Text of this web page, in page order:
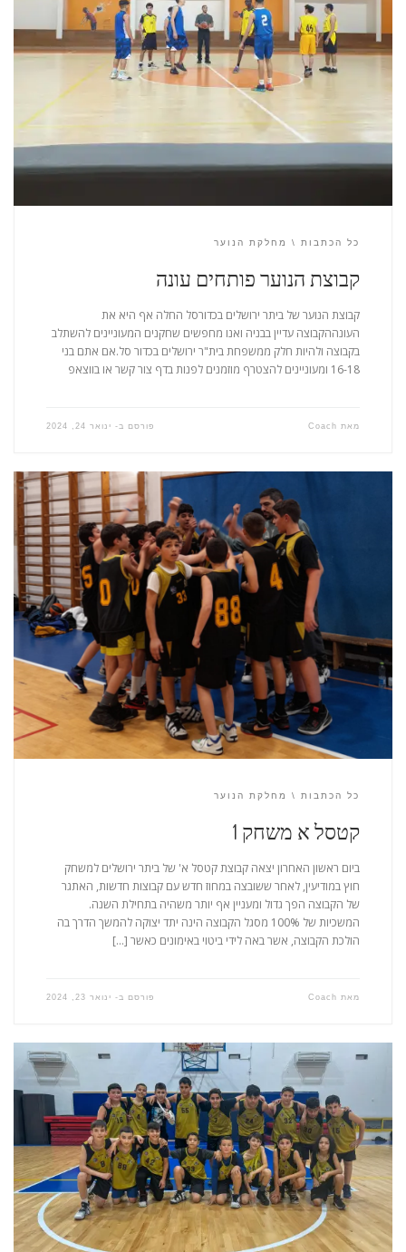
כל הכתבות מחלקת הנוער
קבוצת הנוער פותחים עונה
קבוצת הנוער של ביתר ירושלים בכדורסל החלה אף היא את
העונההקבוצה עדיין בבניה ואנו מחפשים שחקנים המעוניינים להשתלב
בקבוצה ולהיות חלק ממשפחת בית"ר ירושלים בכדור סל.אם אתם בני
16-18 ומעוניינים להצטרף מוזמנים לפנות בדף צור קשר או בווצאפ
מאת Coach פורסם ב- ינואר 24, 2024
כל הכתבות מחלקת הנוער
קטסל א משחק 1
ביום ראשון האחרון יצאה קבוצת קטסל א' של ביתר ירושלים למשחק
חוץ במודיעין, לאחר ששובצה במחוז חדש עם קבוצות חדשות, האתגר
של הקבוצה הפך גדול ומעניין אף יותר משהיה בתחילת השנה.
המשכיות של 100% מסגל הקבוצה הינה יתד יצוקה להמשך הדרך בה
הולכת הקבוצה, אשר באה לידי ביטוי באימונים כאשר […]
מאת Coach פורסם ב- ינואר 23, 2024